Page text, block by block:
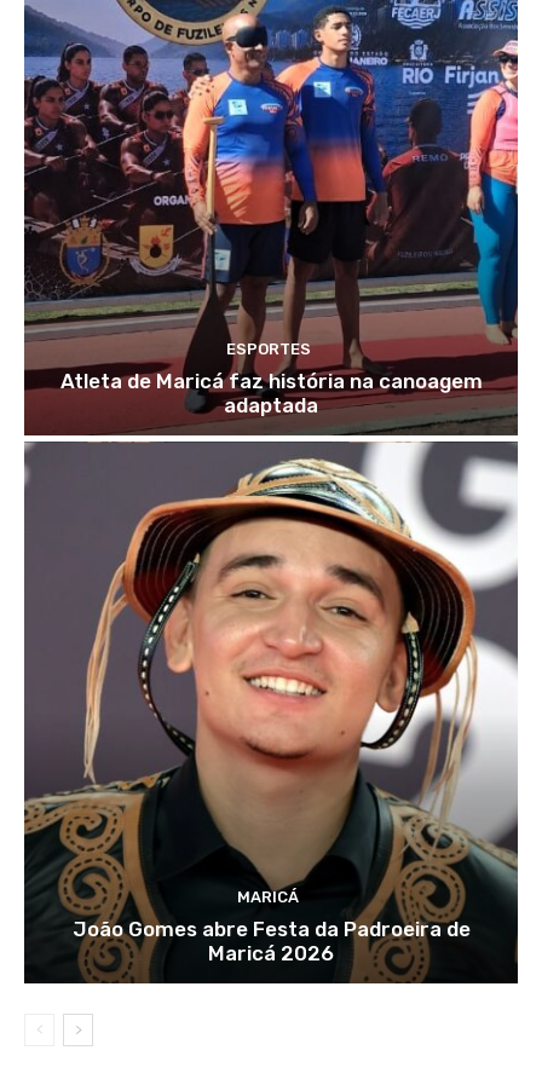
ESPORTES
Atleta de Maricá faz história na canoagem
adaptada
MARICÁ
João Gomes abre Festa da Padroeira de
Maricá 2026